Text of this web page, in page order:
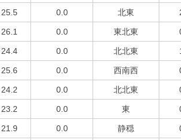
25.5 0.0 北東
26.1 0.0 東北東
24.4 0.0 北北東
25.6 0.0 西南西
24.2 0.0 北北東
23.2 0.0 東
21.9 0.0 静穏